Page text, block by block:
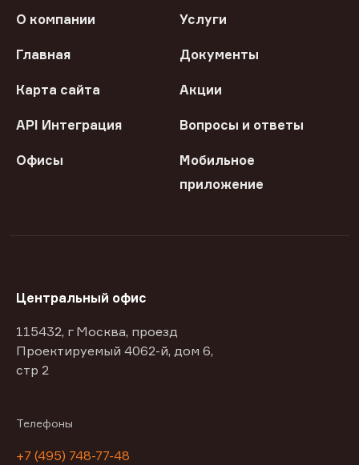
О компании Услуги
Главная Документы
Карта сайта Акции
API Интеграция Вопросы и ответы
Офисы
Мобильное
приложение
Центральный офис
115432, г Москва, проезд
Проектируемый 4062-й, дом 6,
стр 2
Телефоны
+7 (495) 748-77-48